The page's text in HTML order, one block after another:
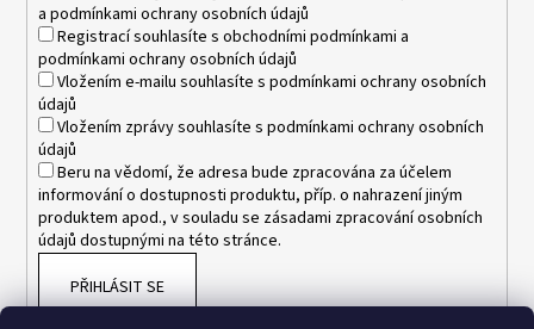
a podmínkami ochrany osobních údajů
Registrací souhlasíte s obchodními podmínkami a
podmínkami ochrany osobních údajů
Vložením e-mailu souhlasíte s podmínkami ochrany osobních
údajů
Vložením zprávy souhlasíte s podmínkami ochrany osobních
údajů
Beru na vědomí, že adresa bude zpracována za účelem
informování o dostupnosti produktu, příp. o nahrazení jiným
produktem apod., v souladu se zásadami zpracování osobních
údajů dostupnými na této stránce.
PŘIHLÁSIT SE